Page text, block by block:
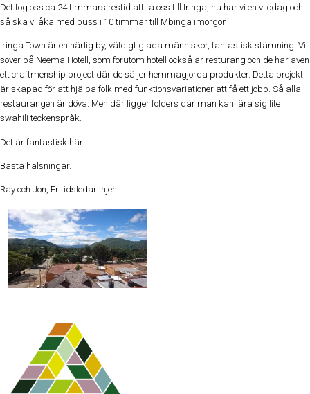
Det tog oss ca 24 timmars restid att ta oss till Iringa, nu har vi en vilodag och
så ska vi åka med buss i 10 timmar till Mbinga imorgon.
Iringa Town är en härlig by, väldigt glada människor, fantastisk stämning. Vi
sover på Neema Hotell, som förutom hotell också är resturang och de har även
ett craftmenship project där de säljer hemmagjorda produkter. Detta projekt
är skapad för att hjälpa folk med funktionsvariationer att få ett jobb. Så alla i
restaurangen är döva. Men där ligger folders där man kan lära sig lite
swahili teckenspråk.
Det är fantastisk här!
Bästa hälsningar.
Ray och Jon, Fritidsledarlinjen.